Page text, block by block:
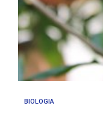
BIOLOGIA